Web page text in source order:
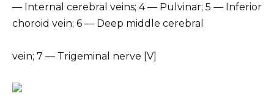
— Internal cerebral veins; 4 — Pulvinar; 5 — Inferior
choroid vein; 6 — Deep middle cerebral
vein; 7 — Trigeminal nerve [V]